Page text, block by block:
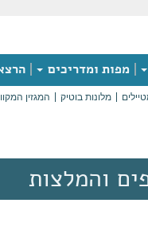
מפות ומדריכים
מלונות בוטיק המגזין
והמלצות